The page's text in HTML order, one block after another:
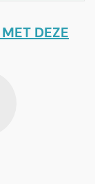
DEZE